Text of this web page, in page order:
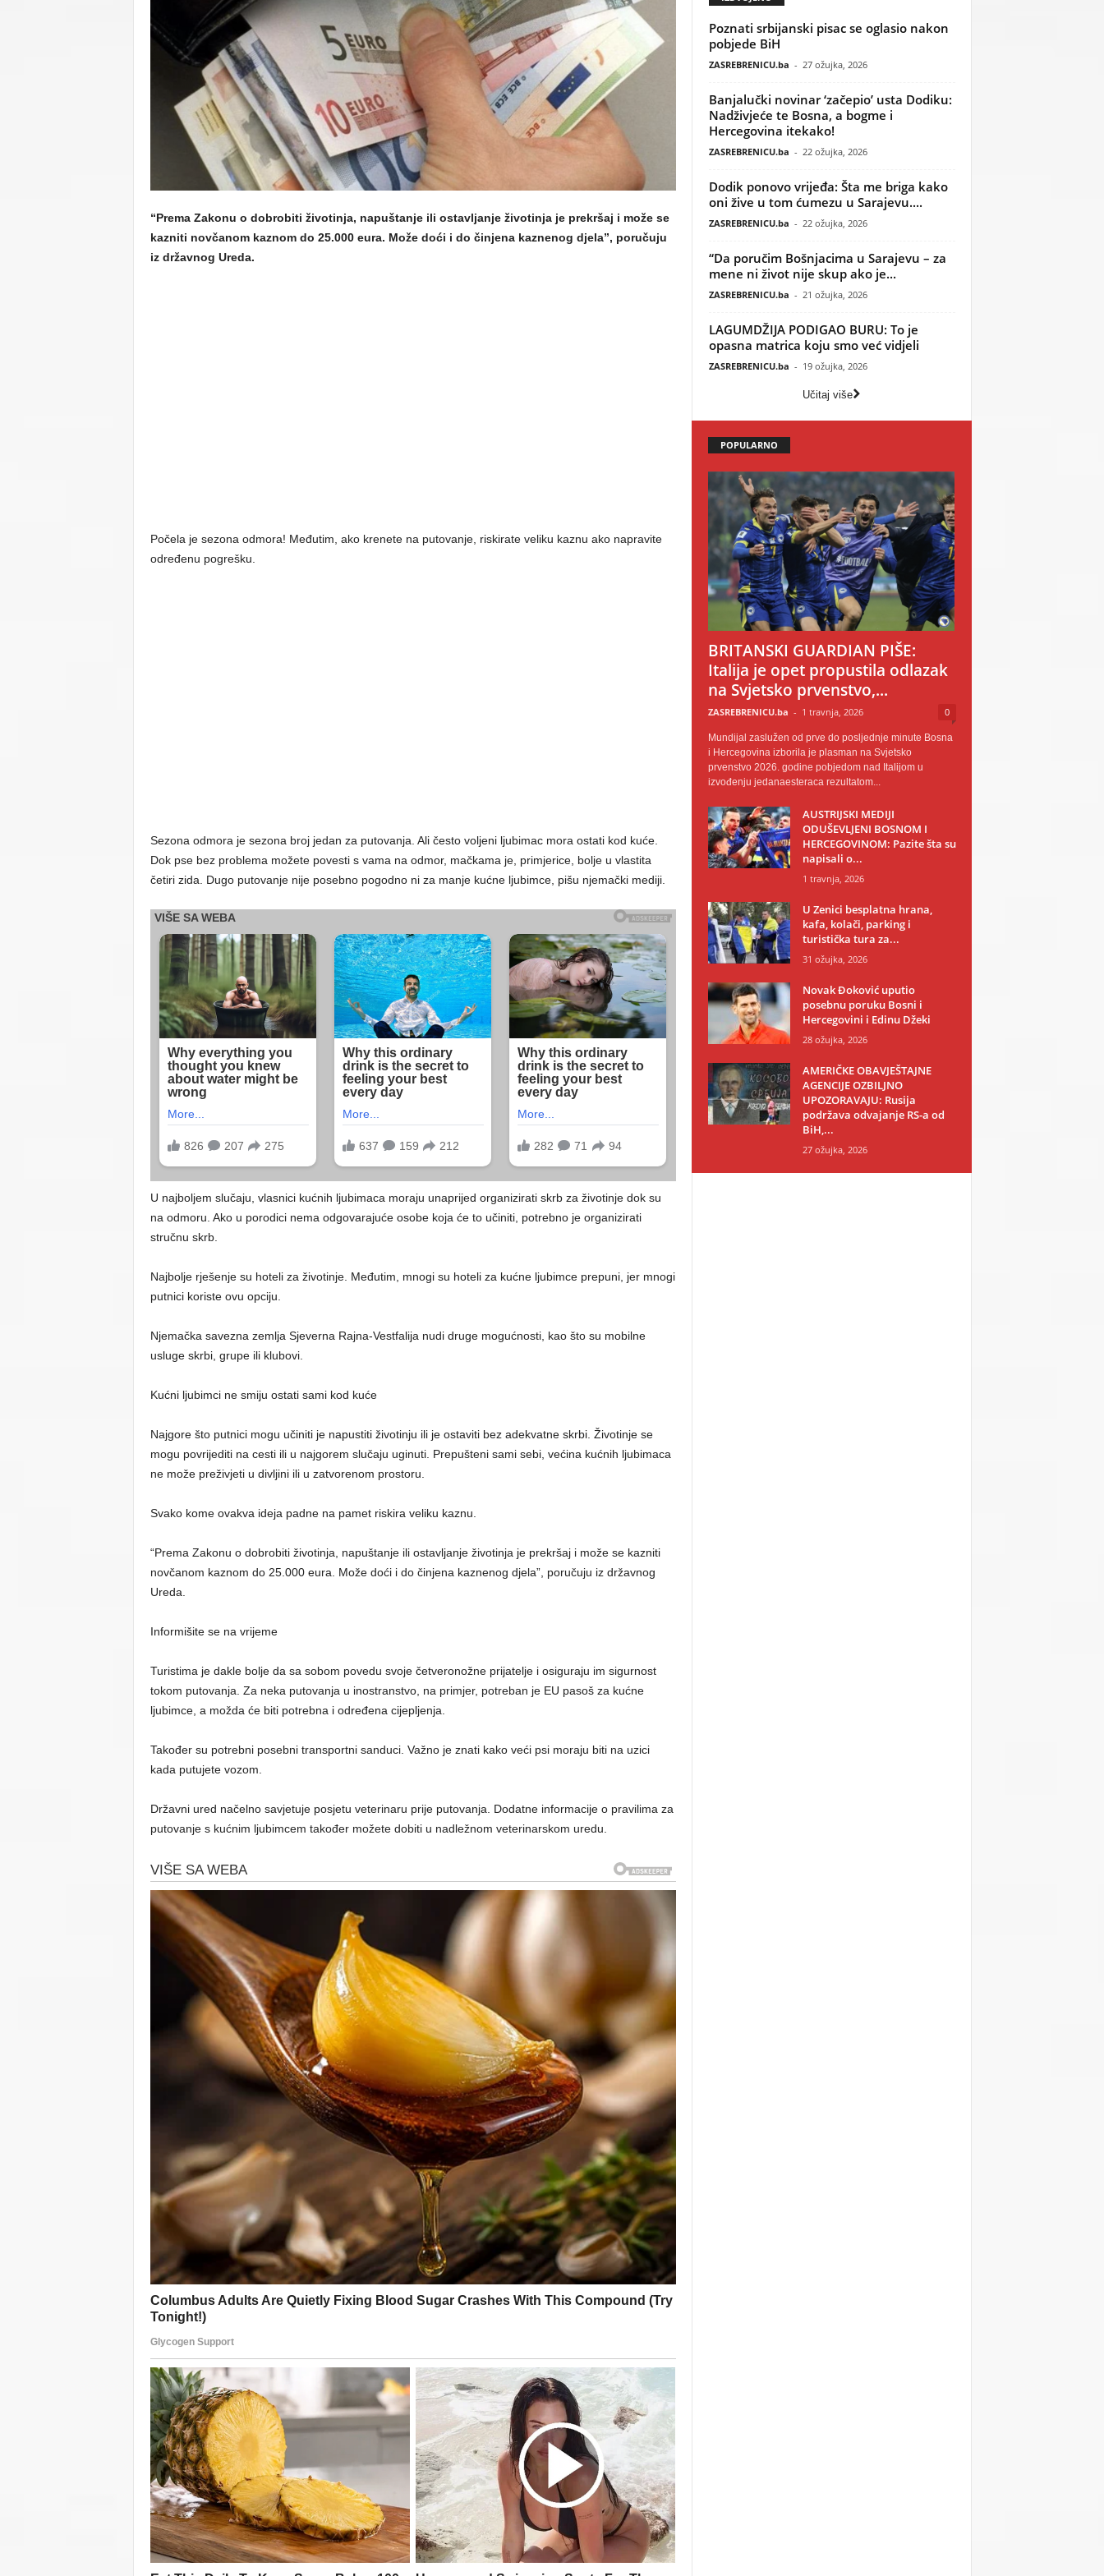
C
U
“Prema Zakonu o dobrobiti životinja, napuštanje ili ostavljanje životinja je prekršaj i može se
kazniti novčanom kaznom do 25.000 eura. Može doći i do činjena kaznenog djela”, poručuju
iz državnog Ureda.
Počela je sezona odmora! Međutim, ako krenete na putovanje, riskirate veliku kaznu ako napravite
određenu pogrešku.
Sezona odmora je sezona broj jedan za putovanja. Ali često voljeni ljubimac mora ostati kod kuće.
Dok pse bez problema možete povesti s vama na odmor, mačkama je, primjerice, bolje u vlastita
četiri zida. Dugo putovanje nije posebno pogodno ni za manje kućne ljubimce, pišu njemački mediji.
U najboljem slučaju, vlasnici kućnih ljubimaca moraju unaprijed organizirati skrb za životinje dok su
na odmoru. Ako u porodici nema odgovarajuće osobe koja će to učiniti, potrebno je organizirati
stručnu skrb.
Najbolje rješenje su hoteli za životinje. Međutim, mnogi su hoteli za kućne ljubimce prepuni, jer mnogi
putnici koriste ovu opciju.
Njemačka savezna zemlja Sjeverna Rajna-Vestfalija nudi druge mogućnosti, kao što su mobilne
usluge skrbi, grupe ili klubovi.
Kućni ljubimci ne smiju ostati sami kod kuće
Najgore što putnici mogu učiniti je napustiti životinju ili je ostaviti bez adekvatne skrbi. Životinje se
mogu povrijediti na cesti ili u najgorem slučaju uginuti. Prepušteni sami sebi, većina kućnih ljubimaca
ne može preživjeti u divljini ili u zatvorenom prostoru.
Svako kome ovakva ideja padne na pamet riskira veliku kaznu.
“Prema Zakonu o dobrobiti životinja, napuštanje ili ostavljanje životinja je prekršaj i može se kazniti
novčanom kaznom do 25.000 eura. Može doći i do činjena kaznenog djela”, poručuju iz državnog
Ureda.
Informišite se na vrijeme
Turistima je dakle bolje da sa sobom povedu svoje četveronožne prijatelje i osiguraju im sigurnost
tokom putovanja. Za neka putovanja u inostranstvo, na primjer, potreban je EU pasoš za kućne
ljubimce, a možda će biti potrebna i određena cijepljenja.
Također su potrebni posebni transportni sanduci. Važno je znati kako veći psi moraju biti na uzici
kada putujete vozom.
Državni ured načelno savjetuje posjetu veterinaru prije putovanja. Dodatne informacije o pravilima za
putovanje s kućnim ljubimcem također možete dobiti u nadležnom veterinarskom uredu.
Poznati srbijanski pisac se oglasio nakon
pobjede BiH
ZASREBRENICU.ba - 27 ožujka, 2026
Banjalučki novinar ‘začepio’ usta Dodiku:
Nadživjeće te Bosna, a bogme i
Hercegovina itekako!
ZASREBRENICU.ba - 22 ožujka, 2026
Dodik ponovo vrijeđa: Šta me briga kako
oni žive u tom ćumezu u Sarajevu....
ZASREBRENICU.ba - 22 ožujka, 2026
“Da poručim Bošnjacima u Sarajevu – za
mene ni život nije skup ako je...
ZASREBRENICU.ba - 21 ožujka, 2026
LAGUMDŽIJA PODIGAO BURU: To je
opasna matrica koju smo već vidjeli
ZASREBRENICU.ba - 19 ožujka, 2026
Učitaj više
POPULARNO
BRITANSKI GUARDIAN PIŠE:
Italija je opet propustila odlazak
na Svjetsko prvenstvo,...
ZASREBRENICU.ba - 1 travnja, 2026 0
Mundijal zaslužen od prve do posljednje minute Bosna
i Hercegovina izborila je plasman na Svjetsko
prvenstvo 2026. godine pobjedom nad Italijom u
izvođenju jedanaesteraca rezultatom...
AUSTRIJSKI MEDIJI
ODUŠEVLJENI BOSNOM I
HERCEGOVINOM: Pazite šta su
napisali o...
1 travnja, 2026
U Zenici besplatna hrana,
kafa, kolači, parking i
turistička tura za...
31 ožujka, 2026
Novak Đoković uputio
posebnu poruku Bosni i
Hercegovini i Edinu Džeki
28 ožujka, 2026
AMERIČKE OBAVJEŠTAJNE
AGENCIJE OZBILJNO
UPOZORAVAJU: Rusija
podržava odvajanje RS-a od
BiH,...
27 ožujka, 2026